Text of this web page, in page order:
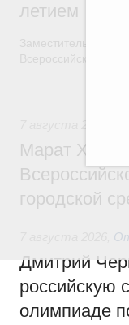
летием
Марат
городской
Дмитрий
российскую
олимпиаде